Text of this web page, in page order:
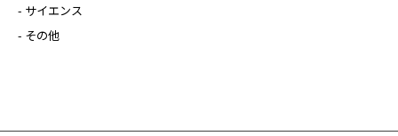
- サイエンス
- その他